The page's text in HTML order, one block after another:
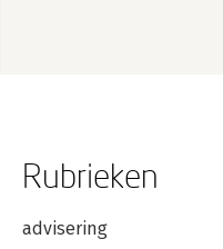
Rubrieken
advisering